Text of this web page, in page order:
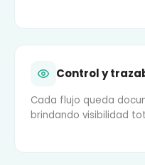
Control y
Cada flujo queda
brindando visibilidad